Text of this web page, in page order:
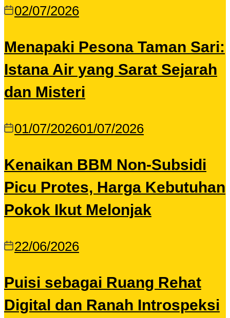
02/07/2026
Menapaki Pesona Taman Sari:
Istana Air yang Sarat Sejarah
dan Misteri
01/07/202601/07/2026
Kenaikan BBM Non-Subsidi
Picu Protes, Harga Kebutuhan
Pokok Ikut Melonjak
22/06/2026
Puisi sebagai Ruang Rehat
Digital dan Ranah Introspeksi